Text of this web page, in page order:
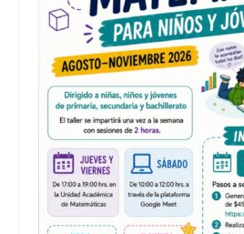
DES Ciencias Básicas
Biblioteca Virtual
Normatividad
Reglamentos
Informes Anuales
Planes de Desarrollo